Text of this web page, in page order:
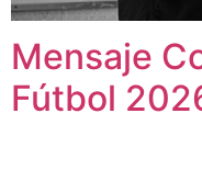
Mensaje
Fútbol